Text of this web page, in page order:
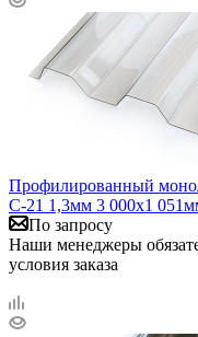
Профилированный
С-21 1,3мм 3 000х1
По запросу
Наши менеджеры
условия заказа